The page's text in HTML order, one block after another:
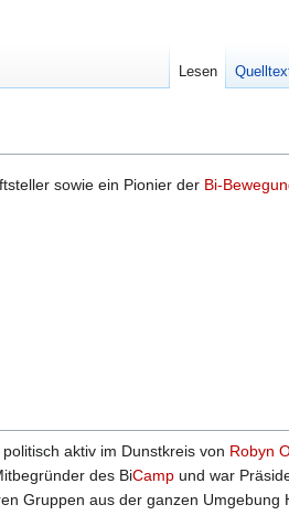
sowie ein Pionier der Bi-
aktiv im Dunstkreis von Robyn
des BiCamp und war
Gruppen aus der ganzen Umgebung
Lesen